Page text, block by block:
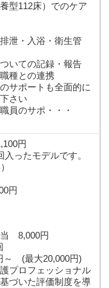
型112床）でのケア
泄・入浴・衛生管
いての記録・報告
種との連携
サポートも全面的に
さい
員のサポ・・・
円
ったモデルです。
円
8,000円
～ (最大20,000円)
プロフェッショナル
づいた評価制度を導